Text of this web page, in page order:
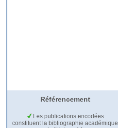
Référencement
Les publications encodées
constituent la bibliographie académique